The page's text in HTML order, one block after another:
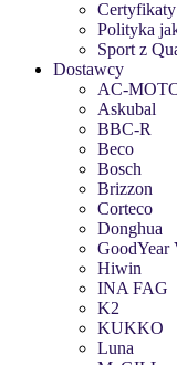
Certyfikaty
Polityka
Sport z
Dostawcy
AC-
Askubal
BBC-R
Beco
Bosch
Brizzon
Corteco
Donghua
GoodYear
Hiwin
INA FAG
K2
KUKKO
Luna